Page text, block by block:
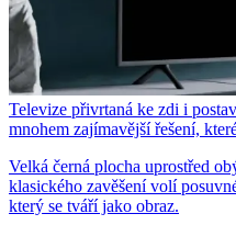
Televize přivrtaná ke zdi i
mnohem zajímavější řešení,
Velká černá plocha uprostřed
klasického zavěšení volí
který se tváří jako obraz.